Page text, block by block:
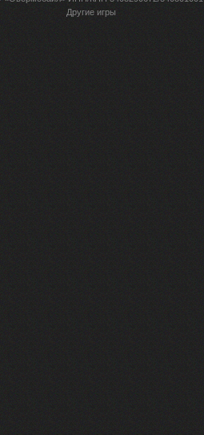
Другие игры